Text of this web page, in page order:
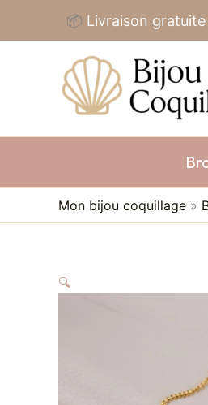
📦 Livraison
Mon bijou coquillage »
🔍